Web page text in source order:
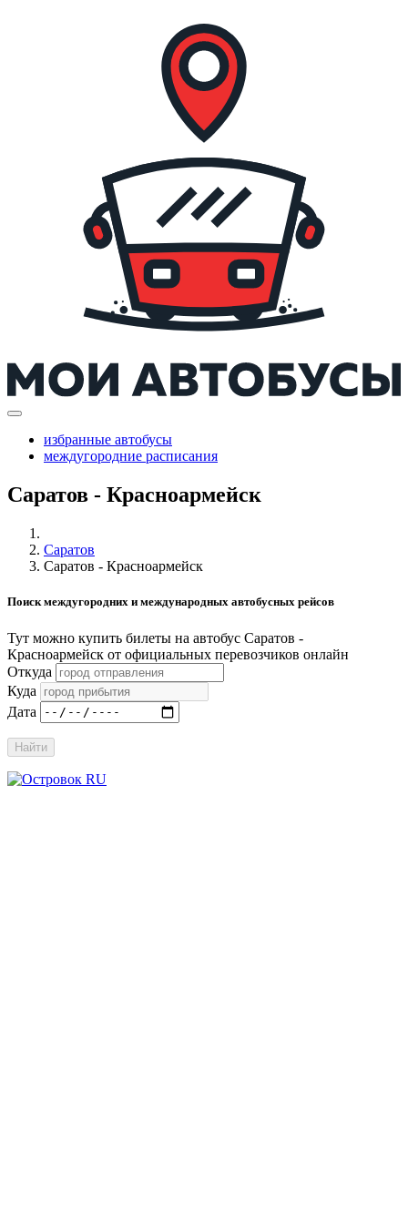
избранные автобусы
междугородние расписания
Саратов - Красноармейск
Саратов
Саратов - Красноармейск
Поиск междугородних и международных автобусных рейсов
Тут можно купить билеты на автобус Саратов -
Красноармейск от официальных перевозчиков онлайн
Откуда
Куда
Дата
Найти